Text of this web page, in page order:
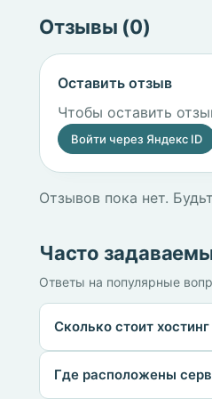
Отзывы (0)
Оставить отзыв
Чтобы оставить
Войти через Яндекс ID
Отзывов пока нет.
Часто
Ответы на популярные
Сколько стоит
Где расположены